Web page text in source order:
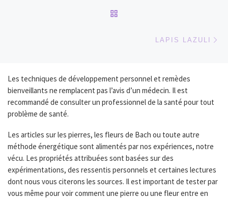
LAPIS LAZULI
Les techniques de développement personnel et remèdes
bienveillants ne remplacent pas l’avis d’un médecin. Il est
recommandé de consulter un professionnel de la santé pour tout
problème de santé.
Les articles sur les pierres, les fleurs de Bach ou toute autre
méthode énergétique sont alimentés par nos expériences, notre
vécu. Les propriétés attribuées sont basées sur des
expérimentations, des ressentis personnels et certaines lectures
dont nous vous citerons les sources. Il est important de tester par
vous même pour voir comment une pierre ou une fleur entre en